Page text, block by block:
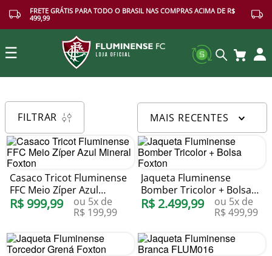
FRETE GRÁTIS PARA TODO O BRASIL NAS COMPRAS ACIMA DE R$
499,99
☰
FILTRAR MAIS RECENTES
Casaco Tricot Fluminense
FFC Meio Zíper Azul
Mineral Foxton
R$ 999,99 ou 5x de
R$ 199,99
Jaqueta Fluminense
Bomber Tricolor + Bolsa
Foxton
R$ 2.499,99 ou 5x de
R$ 499,99